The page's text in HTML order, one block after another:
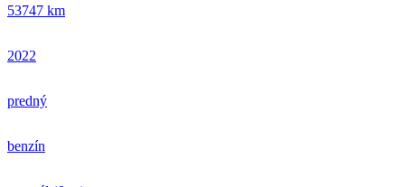
53747 km
2022
predný
benzín